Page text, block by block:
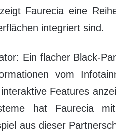
Faurecia eine
integriert sind.
Ein flacher Black-
vom
Features
hat Faurecia
aus dieser